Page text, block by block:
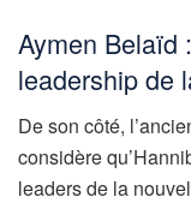
Aymen Belaïd
leadership de
De son côté,
considère
leaders de la